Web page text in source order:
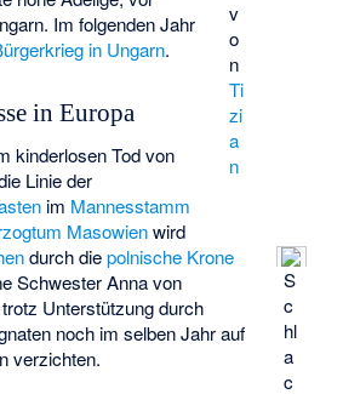
v
o
n
Ti
zi
a
n
S
c
hl
a
c
Im folgenden Jahr
in Ungarn.
in Europa
kinderlosen Tod von
Linie der
im Mannesstamm
Masowienwird
durch diepolnische Krone
SchwesterAnna von
Unterstützung durch
noch im selben Jahr auf
verzichten.